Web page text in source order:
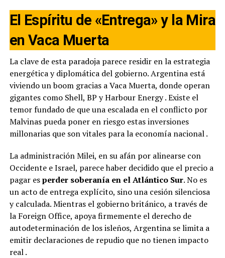
El Espíritu de «Entrega» y la Mira
en Vaca Muerta
La clave de esta paradoja parece residir en la estrategia
energética y diplomática del gobierno. Argentina está
viviendo un boom gracias a Vaca Muerta, donde operan
gigantes como Shell, BP y Harbour Energy. Existe el
temor fundado de que una escalada en el conflicto por
Malvinas pueda poner en riesgo estas inversiones
millonarias que son vitales para la economía nacional.
La administración Milei, en su afán por alinearse con
Occidente e Israel, parece haber decidido que el precio a
pagar esperder soberanía en el Atlántico Sur. No es
un acto de entrega explícito, sino una cesión silenciosa
y calculada. Mientras el gobierno británico, a través de
la Foreign Office, apoya firmemente el derecho de
autodeterminación de los isleños, Argentina se limita a
emitir declaraciones de repudio que no tienen impacto
real.